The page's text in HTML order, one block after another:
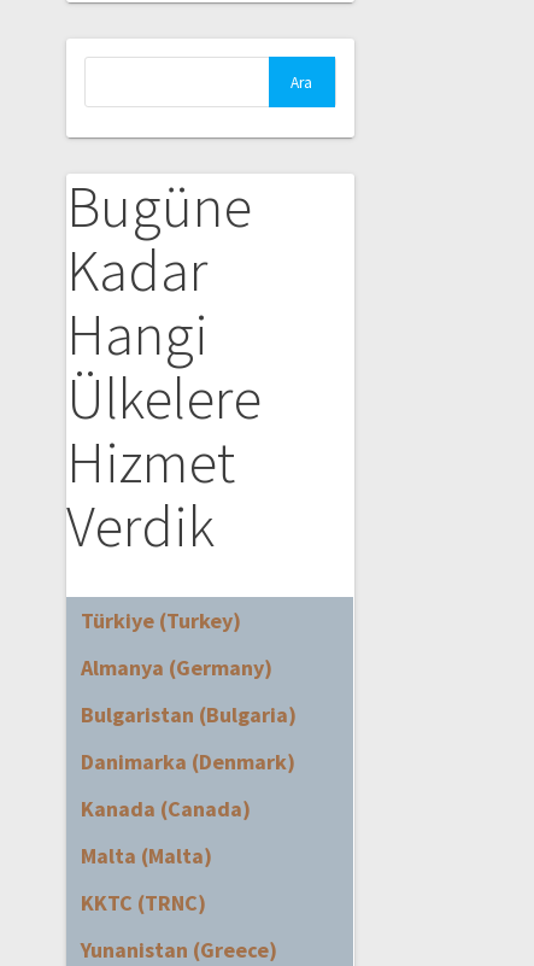
Bugüne
Kadar
Hangi
Ülkelere
Hizmet
Verdik
Türkiye (Turkey)
Almanya (Germany)
Bulgaristan (Bulgaria)
Danimarka (Denmark)
Kanada (Canada)
Malta (Malta)
KKTC (TRNC)
Yunanistan (Greece)